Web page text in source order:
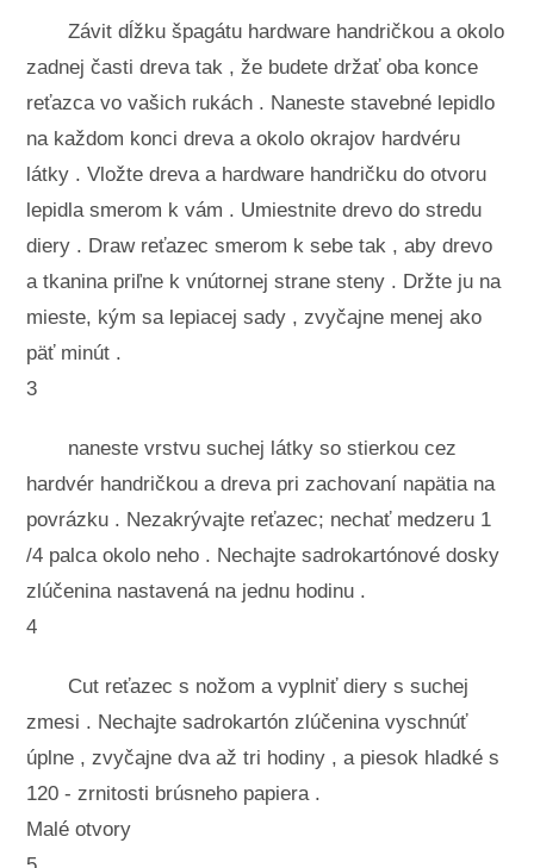
Závit dĺžku špagátu hardware handričkou a okolo
zadnej časti dreva tak , že budete držať oba konce
reťazca vo vašich rukách . Naneste stavebné lepidlo
na každom konci dreva a okolo okrajov hardvéru
látky . Vložte dreva a hardware handričku do otvoru
lepidla smerom k vám . Umiestnite drevo do stredu
diery . Draw reťazec smerom k sebe tak , aby drevo
a tkanina priľne k vnútornej strane steny . Držte ju na
mieste, kým sa lepiacej sady , zvyčajne menej ako
päť minút .
3
naneste vrstvu suchej látky so stierkou cez
hardvér handričkou a dreva pri zachovaní napätia na
povrázku . Nezakrývajte reťazec; nechať medzeru 1
/4 palca okolo neho . Nechajte sadrokartónové dosky
zlúčenina nastavená na jednu hodinu .
4
Cut reťazec s nožom a vyplniť diery s suchej
zmesi . Nechajte sadrokartón zlúčenina vyschnúť
úplne , zvyčajne dva až tri hodiny , a piesok hladké s
120 - zrnitosti brúsneho papiera .
Malé otvory